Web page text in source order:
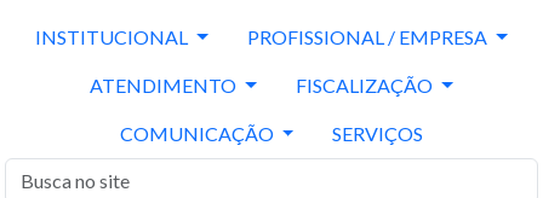
INSTITUCIONAL PROFISSIONAL / EMPRESA
ATENDIMENTO FISCALIZAÇÃO
COMUNICAÇÃO SERVIÇOS